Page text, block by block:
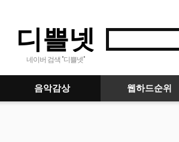
디쁠넷
네이버 검색 "디쁠넷"
음악감상 웹하드순위